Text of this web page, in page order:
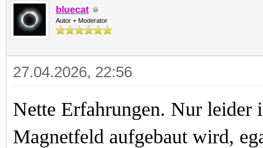
bluecat
Autor + Moderator
27.04.2026, 22:56
Nette Erfahrungen. Nur leider
Magnetfeld aufgebaut wird,